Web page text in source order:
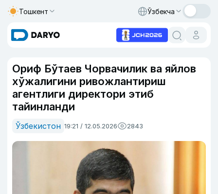
Тошкент Ўзбекча
Ориф Бўтаев Чорвачилик ва яйлов
хўжалигини ривожлантириш
агентлиги директори этиб
тайинланди
Ўзбекистон 19:21 / 12.05.2026 2843